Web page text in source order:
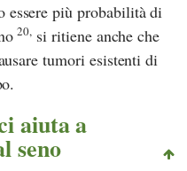
essere più probabilità di
20, si ritiene anche che
tumori esistenti di
aiuta a
seno